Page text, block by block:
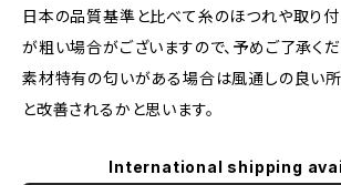
日本の品質基準と比べて糸のほつれや取り
が粗い場合がございますので、予めご了承くだ
素材特有の匂いがある場合は風通しの良い所
と改善されるかと思います。
International shipping